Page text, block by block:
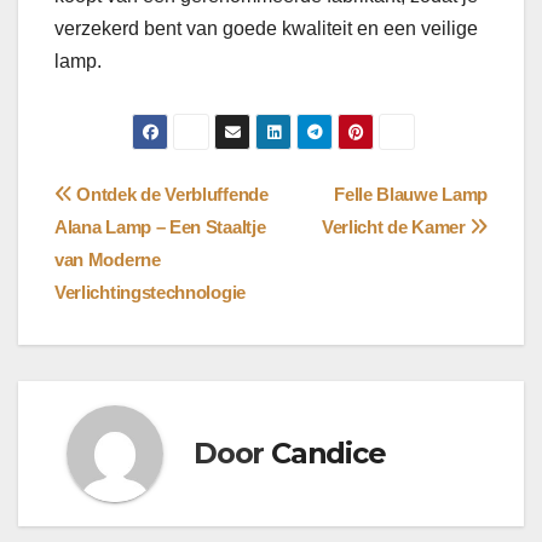
verzekerd bent van goede kwaliteit en een veilige
lamp.
Bericht
navigatie
Felle Blauwe Lamp
Verlicht de Kamer
Ontdek de Verbluffende
Alana Lamp – Een Staaltje
van Moderne
Verlichtingstechnologie
Door Candice